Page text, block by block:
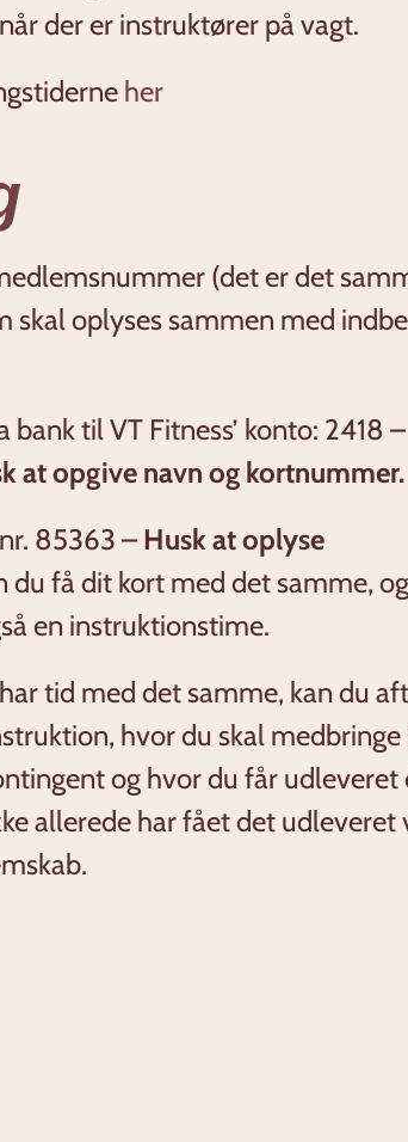
der er instruktører på vagt.
her
(det er det
skal oplyses sammen med
bank til VT Fitness’ konto: 2418 –
at opgive navn og kortnummer.
85363 – Husk at oplyse
du få dit kort med det samme,
en instruktionstime.
tid med det samme, kan du
hvor du skal medbringe
og hvor du får udleveret
allerede har fået det udleveret